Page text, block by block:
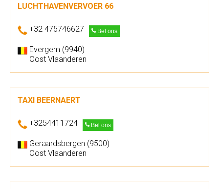
LUCHTHAVENVERVOER 66
+32 475746627 Bel ons
Evergem (9940)
Oost Vlaanderen
TAXI BEERNAERT
+3254411724 Bel ons
Geraardsbergen (9500)
Oost Vlaanderen